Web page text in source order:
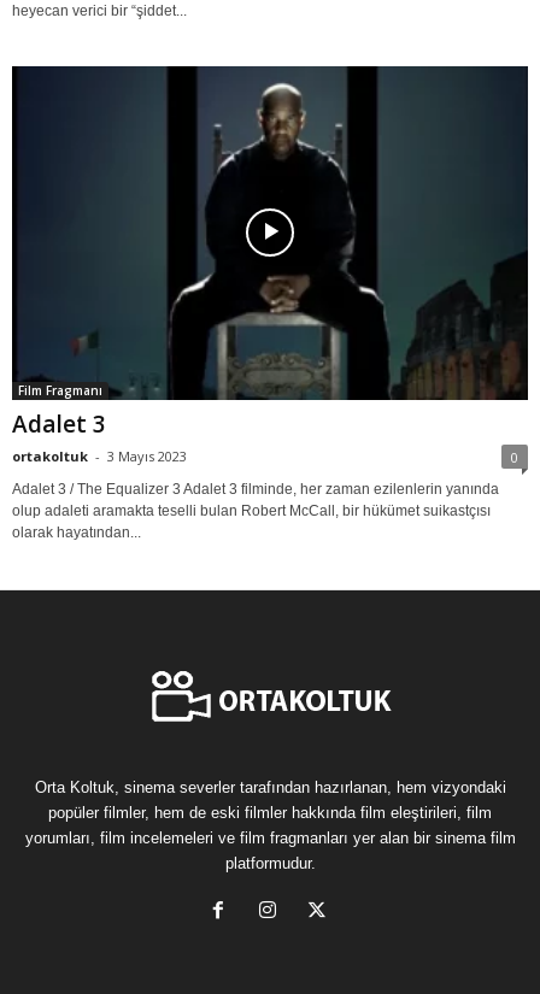
heyecan verici bir “şiddet...
Film Fragmanı
Adalet 3
ortakoltuk - 3 Mayıs 2023 0
Adalet 3 / The Equalizer 3 Adalet 3 filminde, her zaman ezilenlerin yanında
olup adaleti aramakta teselli bulan Robert McCall, bir hükümet suikastçısı
olarak hayatından...
Orta Koltuk, sinema severler tarafından hazırlanan, hem vizyondaki
popüler filmler, hem de eski filmler hakkında film eleştirileri, film
yorumları, film incelemeleri ve film fragmanları yer alan bir sinema film
platformudur.